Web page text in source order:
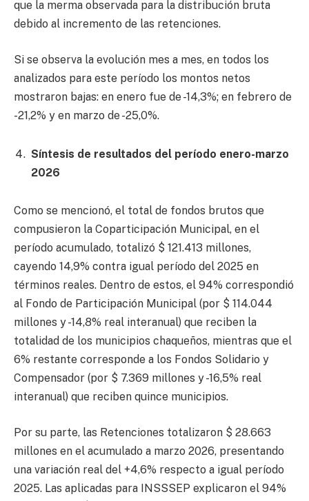
que la merma observada para la distribución bruta
debido al incremento de las retenciones.
Si se observa la evolución mes a mes, en todos los
analizados para este período los montos netos
mostraron bajas: en enero fue de -14,3%; en febrero de
-21,2% y en marzo de -25,0%.
Síntesis de resultados del período enero-marzo
2026
Como se mencionó, el total de fondos brutos que
compusieron la Coparticipación Municipal, en el
período acumulado, totalizó $ 121.413 millones,
cayendo 14,9% contra igual período del 2025 en
términos reales. Dentro de estos, el 94% correspondió
al Fondo de Participación Municipal (por $ 114.044
millones y -14,8% real interanual) que reciben la
totalidad de los municipios chaqueños, mientras que el
6% restante corresponde a los Fondos Solidario y
Compensador (por $ 7.369 millones y -16,5% real
interanual) que reciben quince municipios.
Por su parte, las Retenciones totalizaron $ 28.663
millones en el acumulado a marzo 2026, presentando
una variación real del +4,6% respecto a igual período
2025. Las aplicadas para INSSSEP explicaron el 94%